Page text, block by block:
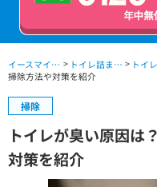
イースマイル公式サイト TOP > トイレ詰まり・水漏れ・交換修理 TOP >
掃除方法や対策を紹介
掃除
トイレが臭い原因は
対策を紹介